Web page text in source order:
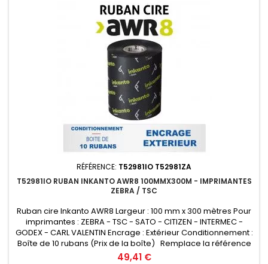
RÉFÉRENCE: T52981IO T52981ZA
T52981IO RUBAN INKANTO AWR8 100MMX300M - IMPRIMANTES
ZEBRA / TSC
Ruban cire Inkanto AWR8 Largeur : 100 mm x 300 mètres Pour
imprimantes : ZEBRA - TSC - SATO - CITIZEN - INTERMEC -
GODEX - CARL VALENTIN Encrage : Extérieur Conditionnement :
Boîte de 10 rubans (Prix de la boîte) Remplace la référence
ARMOR T52981ZA
Prix
49,41 €